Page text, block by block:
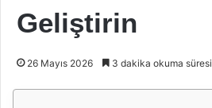
Geliştirin
26 Mayıs 2026 3 dakika okuma süresi